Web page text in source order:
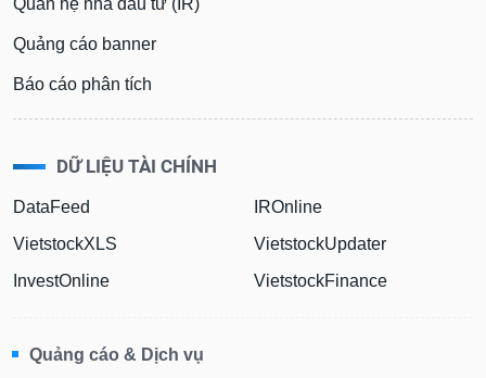
Quảng cáo banner
Báo cáo phân tích
DỮ LIỆU TÀI CHÍNH
DataFeed
VietstockXLS
InvestOnline
IROnline
VietstockUpdater
VietstockFinance
Quảng cáo & Dịch vụ